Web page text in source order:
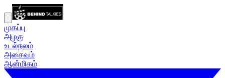
முகப்பு
அழகு
உடல்நலம்
அசைவம்
ஆன்மிகம்